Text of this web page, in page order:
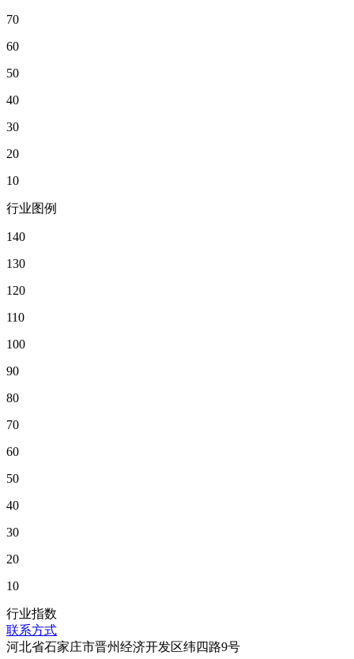
70
60
50
40
30
20
10
行业图例
140
130
120
110
100
90
80
70
60
50
40
30
20
10
行业指数
联系方式
河北省石家庄市晋州经济开发区纬四路9号